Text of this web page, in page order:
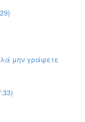
μην γράφετε